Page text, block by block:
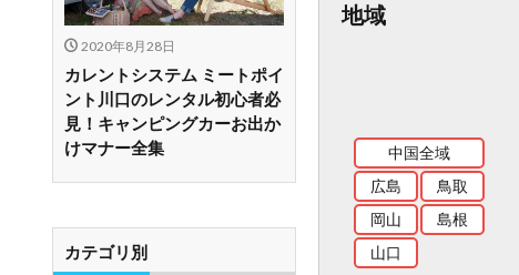
地域
中国全域
広島
鳥取
岡山
島根
山口
2020年8月28日
カレントシステム ミートポイ
ント川口のレンタル初心者必
見！キャンピングカーお出か
けマナー全集
カテゴリ別